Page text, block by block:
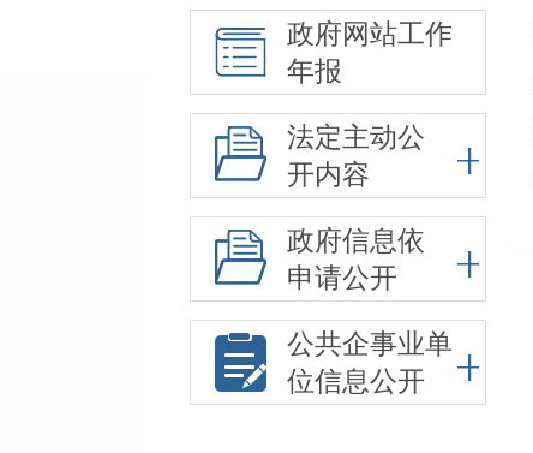
政府网站工作
年报
法定主动公
开内容
政府信息依
申请公开
公共企事业单
位信息公开